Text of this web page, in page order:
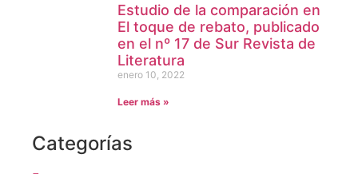
Estudio de la comparación en
El toque de rebato, publicado
en el nº 17 de Sur Revista de
Literatura
enero 10, 2022
Leer más »
Categorías